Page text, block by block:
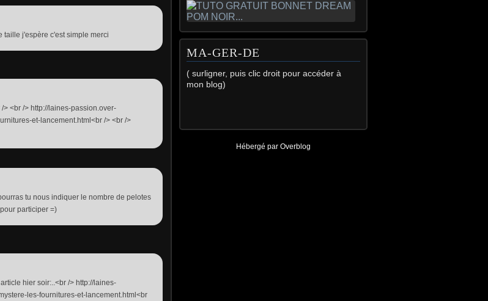
taille j'espère c'est simple merci
> <br /> http://laines-passion.over-
et-lancement.html<br /> <br />
tu nous indiquer le nombre de pelotes
participer =)
hier soir:..<br /> http://laines-
les-fournitures-et-lancement.html<br
MA-GER-DE
( surligner, puis clic droit pour accéder à
mon blog)
Hébergé par Overblog